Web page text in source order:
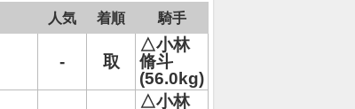
人気 着順 騎手
- 取
△小林
脩斗
(56.0kg)
△小林